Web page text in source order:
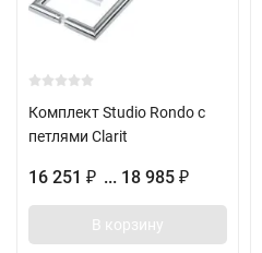
Комплект Studio Rondo с
петлями Clarit
16 251 ₽ ... 18 985 ₽
В корзину